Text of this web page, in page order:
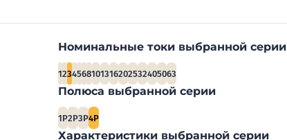
Номинальные токи выбранной серии
1234568101316202532405063
Полюса выбранной серии
1P2P3P4P
Характеристики выбранной серии